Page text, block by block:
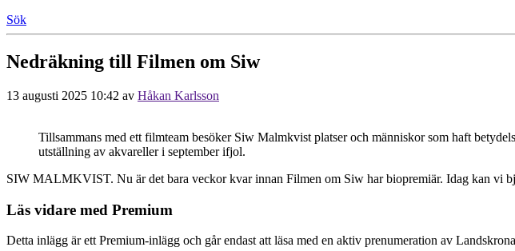
Sök
Nedräkning till Filmen om Siw
13 augusti 2025 10:42 av Håkan Karlsson
Tillsammans med ett filmteam besöker Siw Malmkvist platser och människor som haft
utställning av akvareller i september ifjol.
SIW MALMKVIST. Nu är det bara veckor kvar innan Filmen om Siw har biopremiär. Idag kan vi
Läs vidare med Premium
Detta inlägg är ett Premium-inlägg och går endast att läsa med en aktiv prenumeration av